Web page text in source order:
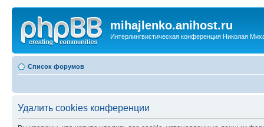
mihajlenko.anihost.ru
Интерлингвистическая конференция Николая
Список форумов
Удалить cookies конференции